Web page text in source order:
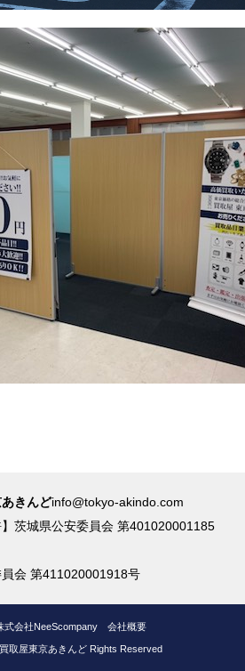
きんどinfo@tokyo-akindo.com
】茨城県公安委員会 第401020001185
会 第411020001918号
会社NeeScompany 会社概要
取屋東京あきんど Rights Reserved